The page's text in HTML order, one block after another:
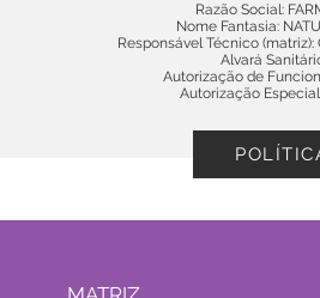
Razão Social:
Nome Fantasia:
Responsável Técnico (matriz):
Alvará
Autorização de
Autorização